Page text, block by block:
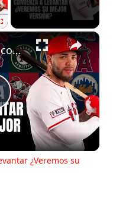
Fullscreen
Video
Yoan Moncada comienza a levantar ¿Veremos su mejor versión?
¿Veremos su